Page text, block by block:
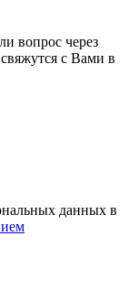
вопрос через
с Вами в
данных в